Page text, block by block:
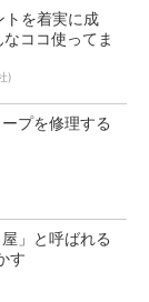
トを着実に成
ココ使ってま
)
プを修理する
」と呼ばれる
す